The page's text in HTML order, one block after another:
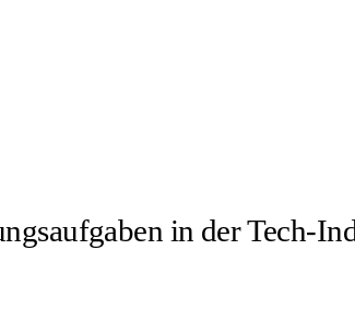
in der Tech-